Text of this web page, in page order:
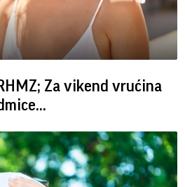
Za vikend vrućina